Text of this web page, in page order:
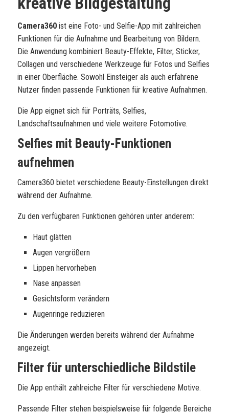
Camera360 ist eine Foto- und Selfie-App mit zahlreichen
Funktionen für die Aufnahme und Bearbeitung von Bildern.
Die Anwendung kombiniert Beauty-Effekte, Filter, Sticker,
Collagen und verschiedene Werkzeuge für Fotos und Selfies
in einer Oberfläche. Sowohl Einsteiger als auch erfahrene
Nutzer finden passende Funktionen für kreative Aufnahmen.
Die App eignet sich für Porträts, Selfies,
Landschaftsaufnahmen und viele weitere Fotomotive.
Selfies mit Beauty-Funktionen
aufnehmen
Camera360 bietet verschiedene Beauty-Einstellungen direkt
während der Aufnahme.
Zu den verfügbaren Funktionen gehören unter anderem:
Haut glätten
Augen vergrößern
Lippen hervorheben
Nase anpassen
Gesichtsform verändern
Augenringe reduzieren
Die Änderungen werden bereits während der Aufnahme
angezeigt.
Filter für unterschiedliche Bildstile
Die App enthält zahlreiche Filter für verschiedene Motive.
Passende Filter stehen beispielsweise für folgende Bereiche